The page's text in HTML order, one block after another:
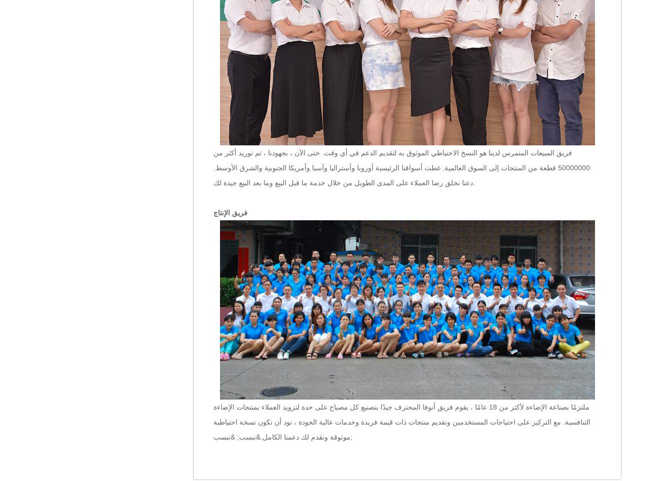
فريق المبيعات المتمرس لدينا هو النسخ الاحتياطي الموثوق به لتقديم الدعم في أي وقت. حتى الآن ، بجهودنا ، تم توريد أكثر من
50000000 قطعة من المنتجات إلى السوق العالمية. غطت أسواقنا الرئيسية أوروبا وأستراليا وآسيا وأمريكا الجنوبية والشرق الأوسط.
دعنا نخلق رضا العملاء على المدى الطويل من خلال خدمة ما قبل البيع وما بعد البيع جيدة لك.
فريق الإنتاج
ملتزمًا بصناعة الإضاءة لأكثر من 18 عامًا ، يقوم فريق أنوفا المحترف جيدًا بتصنيع كل مصباح على حدة لتزويد العملاء بمنتجات الإضاءة
التنافسية. مع التركيز على احتياجات المستخدمين وتقديم منتجات ذات قيمة فريدة وخدمات عالية الجودة ، نود أن نكون نسخة احتياطية
موثوقة ونقدم لك دعمنا الكامل.&نبسب; &نبسب;